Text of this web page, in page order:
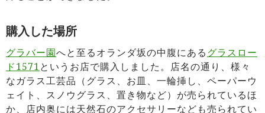
購入した場所
グラバー園へと至るオランダ坂の中腹にあるグラスロー
ド1571というお店で購入しました。店名の通り、様々
なガラス工芸品（グラス、お皿、一輪挿し、ペーパーウ
ェイト、スノウグラス、置き物など）が売られているほ
か、店内奥には天然石のアクセサリーなども売られてい